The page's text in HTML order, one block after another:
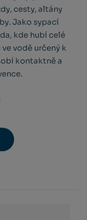
cesty, altány
Jako sypací
kde hubí celé
vodě určený k
kontaktně a